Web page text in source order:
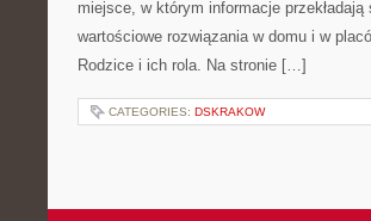
miejsce, w którym informacje
wartościowe rozwiązania w domu i w
Rodzice i ich rola. Na stronie […]
CATEGORIES: DSKRAKOW